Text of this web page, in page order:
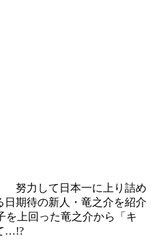
努力して日本一に上り詰め
期待の新人・竜之介を紹介
を上回った竜之介から「キ
…!?